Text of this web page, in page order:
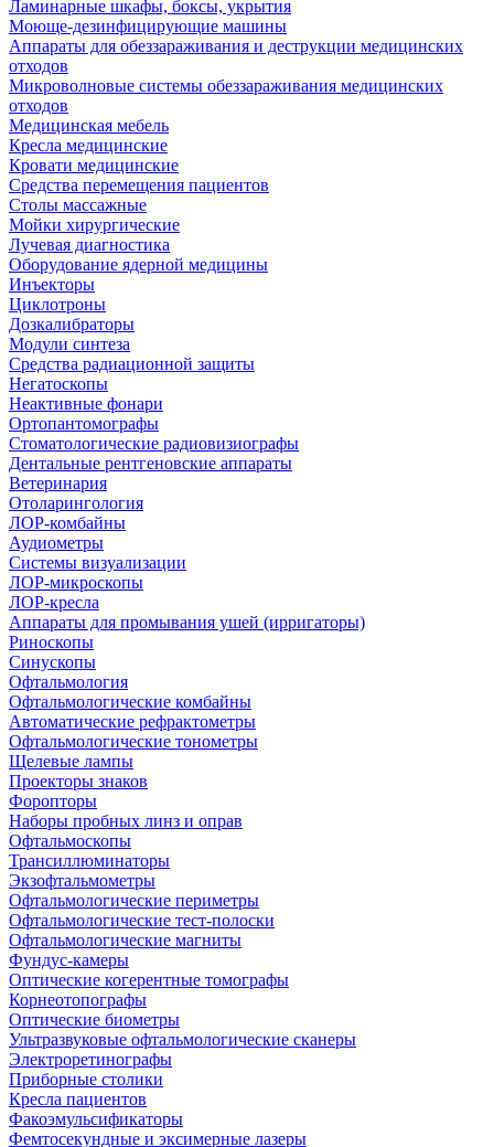
Ламинарные шкафы, боксы, укрытия
Моюще-дезинфицирующие машины
Аппараты для обеззараживания и деструкции медицинских
отходов
Микроволновые системы обеззараживания медицинских
отходов
Медицинская мебель
Кресла медицинские
Кровати медицинские
Средства перемещения пациентов
Столы массажные
Мойки хирургические
Лучевая диагностика
Оборудование ядерной медицины
Инъекторы
Циклотроны
Дозкалибраторы
Модули синтеза
Средства радиационной защиты
Негатоскопы
Неактивные фонари
Ортопантомографы
Стоматологические радиовизиографы
Дентальные рентгеновские аппараты
Ветеринария
Отоларингология
ЛОР-комбайны
Аудиометры
Системы визуализации
ЛОР-микроскопы
ЛОР-кресла
Аппараты для промывания ушей (ирригаторы)
Риноскопы
Синускопы
Офтальмология
Офтальмологические комбайны
Автоматические рефрактометры
Офтальмологические тонометры
Щелевые лампы
Проекторы знаков
Форопторы
Наборы пробных линз и оправ
Офтальмоскопы
Трансиллюминаторы
Экзофтальмометры
Офтальмологические периметры
Офтальмологические тест-полоски
Офтальмологические магниты
Фундус-камеры
Оптические когерентные томографы
Корнеотопографы
Оптические биометры
Ультразвуковые офтальмологические сканеры
Электроретинографы
Приборные столики
Кресла пациентов
Факоэмульсификаторы
Фемтосекундные и эксимерные лазеры